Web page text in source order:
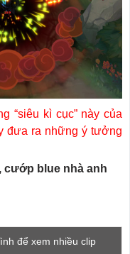
“siêu kì cục” này của
đưa ra những ý tưởng
cướp blue nhà anh
để xem nhiều clip